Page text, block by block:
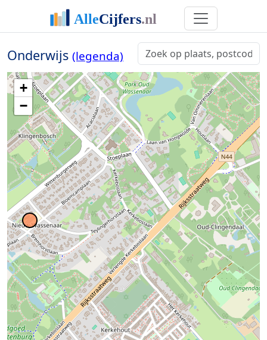
Onderwijs (legenda)
+
−